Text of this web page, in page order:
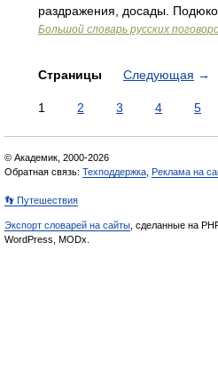
раздражения, досады.
Большой словарь русских
Страницы Следующая →
1 2 3 4 5
© Академик, 2000-2026
Обратная связь: Техподдержка Реклама на
👣 Путешествия
Экспорт словарей на сайты , сделанные на
WordPress, MODx.